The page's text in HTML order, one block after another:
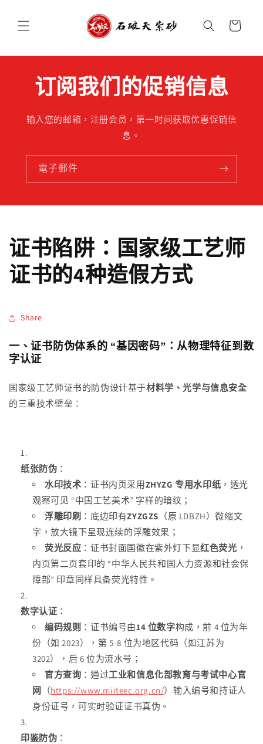
容
物
订阅我们的促销信息
输入您的邮箱，注册会员，第一时间获取优惠促销信
息。
電子郵件
证书陷阱：国家级工艺师
证书的4种造假方式
Share
一、证书防伪体系的 “基因密码”：从物理特征到数
字认证
国家级工艺师证书的防伪设计基于材料学、光学与信息安全
的三重技术壁垒：
纸张防伪 ：
水印技术 ：证书内页采用ZHYZG 专用水印纸 ，透光
观察可见 “中国工艺美术” 字样的暗纹；
浮雕印刷 ：底边印有ZYZGZS （原 LDBZH）微缩文
字，放大镜下呈现连续的浮雕效果；
荧光反应 ：证书封面国徽在紫外灯下显红色荧光 ，
内页第二页套印的 “中华人民共和国人力资源和社会保
障部” 印章同样具备荧光特性。
数字认证 ：
编码规则 ：证书编号由14 位数字构成，前 4 位为年
份（如 2023），第 5-8 位为地区代码（如江苏为
3202），后 6 位为流水号；
官方查询 ：通过工业和信息化部教育与考试中心官
网 （https://www.miiteec.org.cn/）输入编号和持证人
身份证号，可实时验证证书真伪。
印鉴防伪 ：